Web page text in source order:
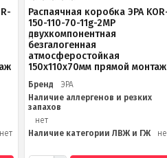
нет
Распаячная коробка ЭРА
150-110-70-11g-2MP
двухкомпонентная
безгалогенная
атмосферостойкая
150х110х70мм прямой монтаж
Бренд
ЭРА
Наличие аллергенов и резких
запахов
нет
Наличие категории ЛВЖ и ГЖ